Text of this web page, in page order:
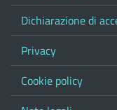
Dichiarazione di
Privacy
Cookie policy